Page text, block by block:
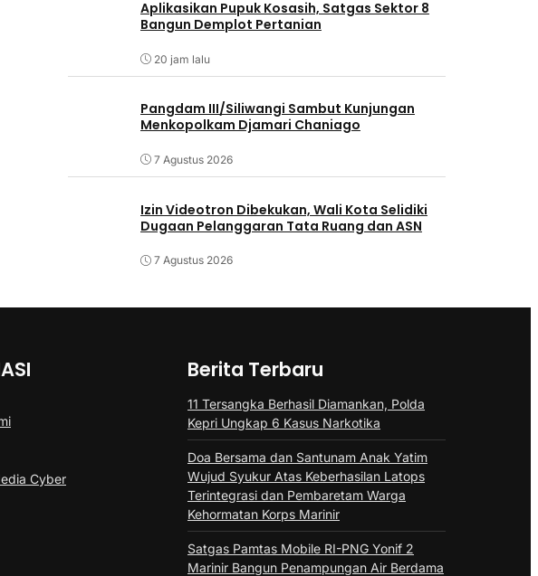
Aplikasikan Pupuk Kosasih, Satgas Sektor 8
Bangun Demplot Pertanian
20 jam lalu
Pangdam III/Siliwangi Sambut Kunjungan
Menkopolkam Djamari Chaniago
7 Agustus 2026
Izin Videotron Dibekukan, Wali Kota Selidiki
Dugaan Pelanggaran Tata Ruang dan ASN
7 Agustus 2026
Cyber
Berita Terbaru
11 Tersangka Berhasil Diamankan, Polda
Kepri Ungkap 6 Kasus Narkotika
Doa Bersama dan Santunam Anak Yatim
Wujud Syukur Atas Keberhasilan Latops
Terintegrasi dan Pembaretam Warga
Kehormatan Korps Marinir
Satgas Pamtas Mobile RI-PNG Yonif 2
Marinir Bangun Penampungan Air Berdama